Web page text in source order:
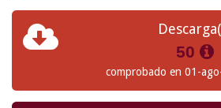
50
comprobado en 01-